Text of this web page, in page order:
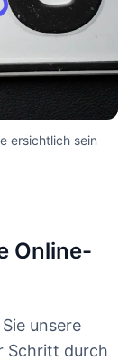
ersichtlich sein
Online-
unsere
Schritt durch